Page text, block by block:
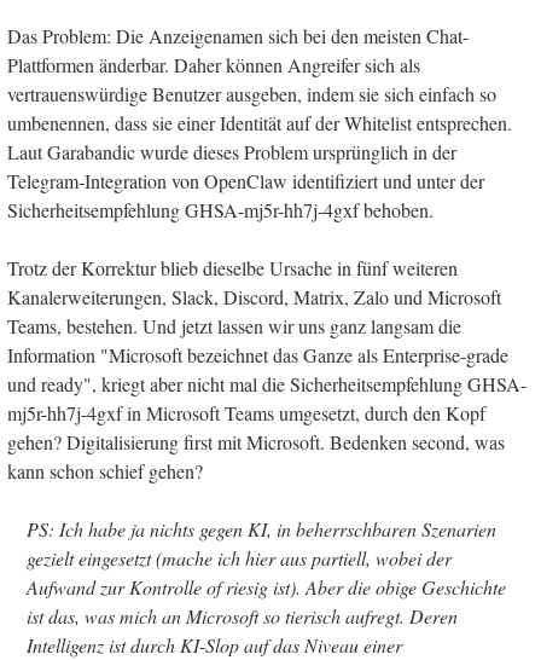
Das Problem: Die Anzeigenamen sich bei den meisten Chat-
Plattformen änderbar. Daher können Angreifer sich als
vertrauenswürdige Benutzer ausgeben, indem sie sich einfach so
umbenennen, dass sie einer Identität auf der Whitelist entsprechen.
Laut Garabandic wurde dieses Problem ursprünglich in der
Telegram-Integration von OpenClaw identifiziert und unter der
Sicherheitsempfehlung GHSA-mj5r-hh7j-4gxf behoben.
Trotz der Korrektur blieb dieselbe Ursache in fünf weiteren
Kanalerweiterungen, Slack, Discord, Matrix, Zalo und Microsoft
Teams, bestehen. Und jetzt lassen wir uns ganz langsam die
Information "Microsoft bezeichnet das Ganze als Enterprise-grade
und ready", kriegt aber nicht mal die Sicherheitsempfehlung GHSA-
mj5r-hh7j-4gxf in Microsoft Teams umgesetzt, durch den Kopf
gehen? Digitalisierung first mit Microsoft. Bedenken second, was
kann schon schief gehen?
PS: Ich habe ja nichts gegen KI, in beherrschbaren Szenarien
gezielt eingesetzt (mache ich hier aus partiell, wobei der
Aufwand zur Kontrolle of riesig ist). Aber die obige Geschichte
ist das, was mich an Microsoft so tierisch aufregt. Deren
Intelligenz ist durch KI-Slop auf das Niveau einer